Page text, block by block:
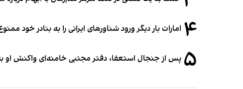
۴ امارات بار دیگر ورود شناورهای ایرانی را به بنادر خود
۵ پس از جنجال استعفا، دفتر مجتبی خامنه‌ای واکنش او